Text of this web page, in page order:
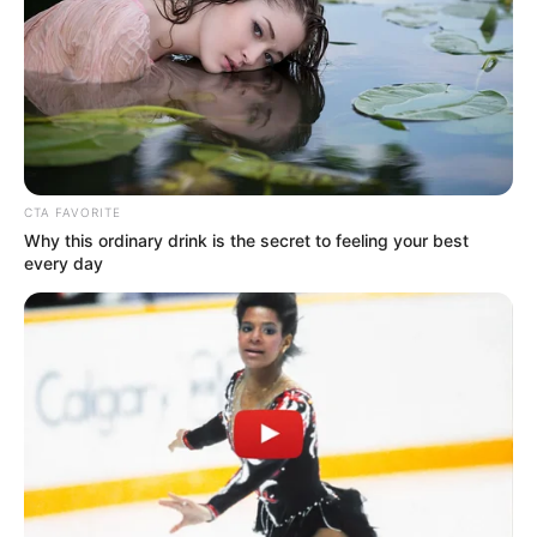
Viktor úgy véli, a műsor népszerűségével és az
országos ismertséggel nem változtak nagyban a
hétköznapjai, habár a galériájába több néző megy
be, de nem kifejezetten vásárlási célból, hanem
CTA FAVORITE
Why this ordinary drink is the secret to feeling your best
every day